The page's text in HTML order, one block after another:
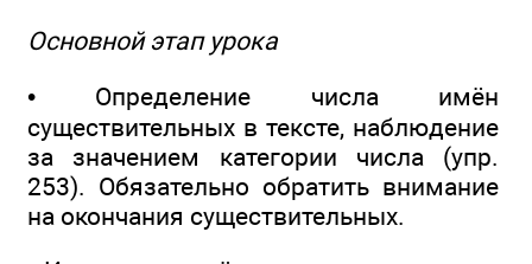
Основной этап урока
• Определение числа имён
существительных в тексте, наблюдение
за значением категории числа (упр.
253). Обязательно обратить внимание
на окончания существительных.